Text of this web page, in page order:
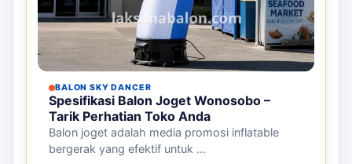
BALON SKY DANCER
Spesifikasi Balon Joget Wonosobo –
Tarik Perhatian Toko Anda
Balon joget adalah media promosi inflatable
bergerak yang efektif untuk ...